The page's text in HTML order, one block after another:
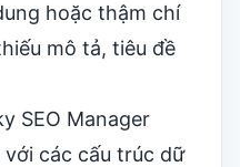
hoặc thậm chí
mô tả, tiêu đề
SEO Manager
các cấu trúc dữ